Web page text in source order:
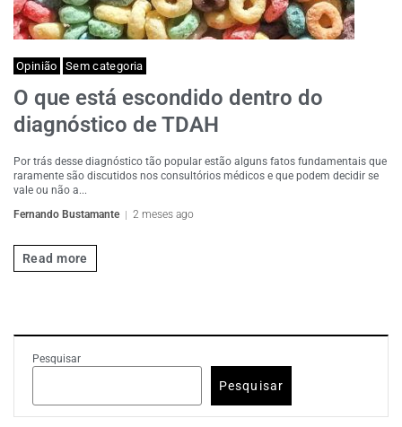
Opinião Sem categoria
O que está escondido dentro do
diagnóstico de TDAH
Por trás desse diagnóstico tão popular estão alguns fatos fundamentais que
raramente são discutidos nos consultórios médicos e que podem decidir se
vale ou não a...
Fernando Bustamante
2 meses ago
Read more
Pesquisar
Pesquisar